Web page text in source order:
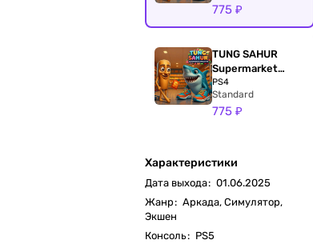
775 ₽
TUNG SAHUR
Supermarket
Simulator
PS4
Standard
775 ₽
Характеристики
Дата выхода: 01.06.2025
Жанр: Аркада, Симулятор,
Экшен
Консоль: PS5